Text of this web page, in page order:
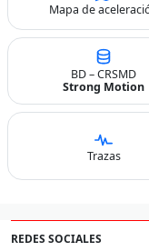
Mapa de
BD – CRSMD
Strong Motion
Trazas
REDES SOCIALES